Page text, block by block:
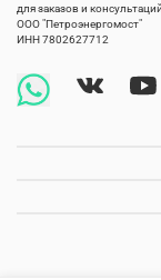
для заказов и консультаций
ООО "Петроэнергомост"
ИНН 7802627712